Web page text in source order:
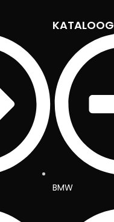
KATALOOG
BMW